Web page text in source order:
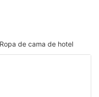
Ropa de cama de hotel